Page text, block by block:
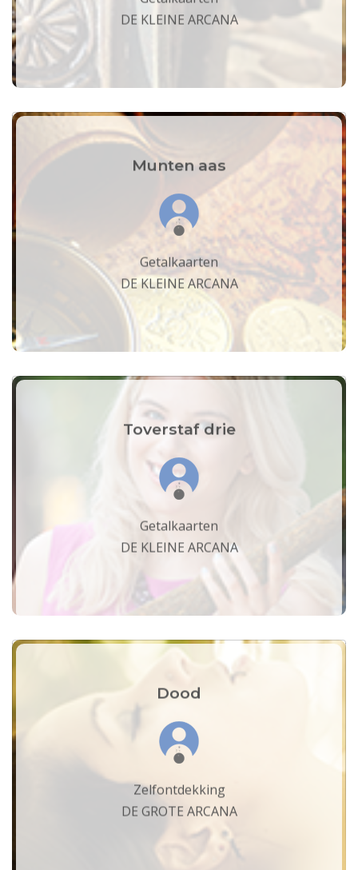
DE KLEINE ARCANA
Munten aas
Getalkaarten
DE KLEINE ARCANA
Toverstaf drie
Getalkaarten
DE KLEINE ARCANA
Dood
Zelfontdekking
DE GROTE ARCANA